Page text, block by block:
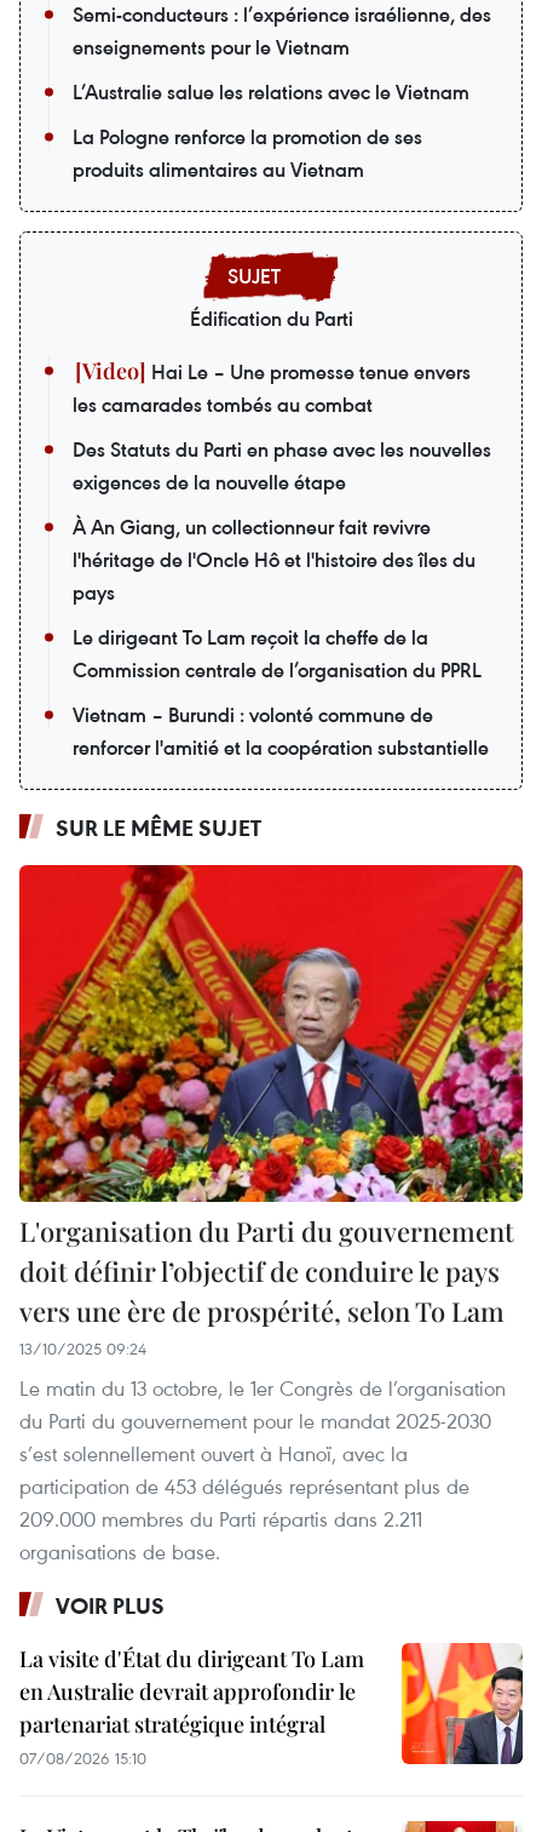
Semi-conducteurs : l’expérience israélienne, des
enseignements pour le Vietnam
L’Australie salue les relations avec le Vietnam
La Pologne renforce la promotion de ses
produits alimentaires au Vietnam
Édification du Parti
Hai Le – Une promesse tenue envers
les camarades tombés au combat
Des Statuts du Parti en phase avec les nouvelles
exigences de la nouvelle étape
À An Giang, un collectionneur fait revivre
l'héritage de l'Oncle Hô et l'histoire des îles du
pays
Le dirigeant To Lam reçoit la cheffe de la
Commission centrale de l’organisation du PPRL
Vietnam – Burundi : volonté commune de
renforcer l'amitié et la coopération substantielle
SUR LE MÊME SUJET
L'organisation du Parti du gouvernement
doit définir l’objectif de conduire le pays
vers une ère de prospérité, selon To Lam
13/10/2025 09:24
Le matin du 13 octobre, le 1er Congrès de l’organisation
du Parti du gouvernement pour le mandat 2025-2030
s’est solennellement ouvert à Hanoï, avec la
participation de 453 délégués représentant plus de
209.000 membres du Parti répartis dans 2.211
organisations de base.
VOIR PLUS
La visite d'État du dirigeant To Lam
en Australie devrait approfondir le
partenariat stratégique intégral
07/08/2026 15:10